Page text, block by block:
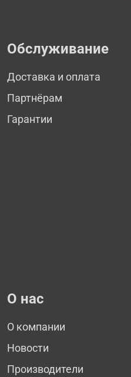
Обслуживание
Доставка и оплата
Партнёрам
Гарантии
О нас
О компании
Новости
Производители